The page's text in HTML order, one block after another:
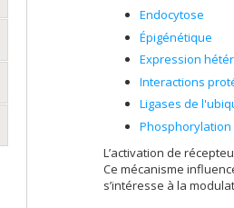
Endocytose
Épigénétique
Expression
Interactions
Ligases de
Phosphorylation
L’activation de
Ce mécanisme
s’intéresse à la